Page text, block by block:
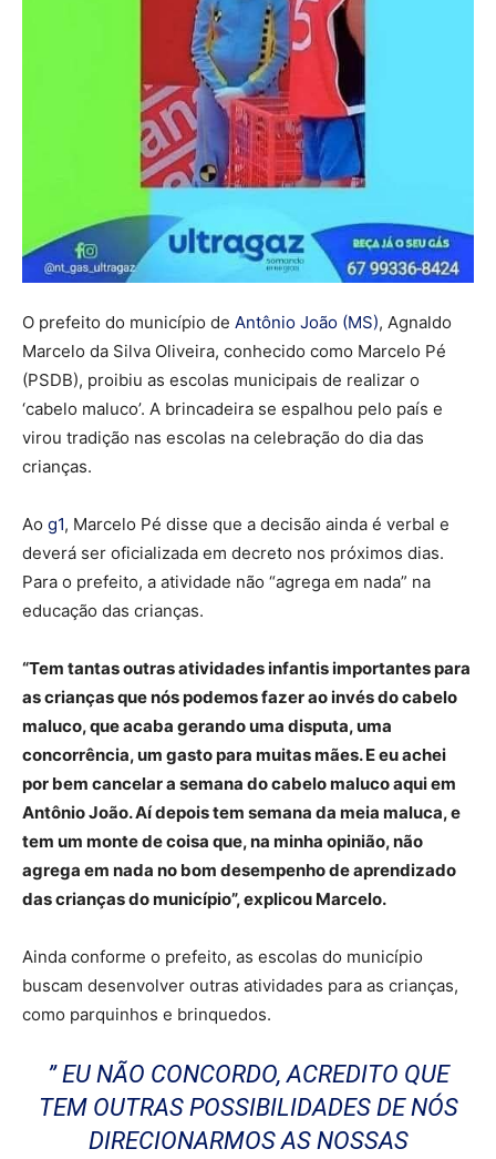
O prefeito do município de Antônio João (MS), Agnaldo
Marcelo da Silva Oliveira, conhecido como Marcelo Pé
(PSDB), proibiu as escolas municipais de realizar o
‘cabelo maluco’. A brincadeira se espalhou pelo país e
virou tradição nas escolas na celebração do dia das
crianças.
Ao g1, Marcelo Pé disse que a decisão ainda é verbal e
deverá ser oficializada em decreto nos próximos dias.
Para o prefeito, a atividade não “agrega em nada” na
educação das crianças.
“Tem tantas outras atividades infantis importantes para
as crianças que nós podemos fazer ao invés do cabelo
maluco, que acaba gerando uma disputa, uma
concorrência, um gasto para muitas mães. E eu achei
por bem cancelar a semana do cabelo maluco aqui em
Antônio João. Aí depois tem semana da meia maluca, e
tem um monte de coisa que, na minha opinião, não
agrega em nada no bom desempenho de aprendizado
das crianças do município”, explicou Marcelo.
Ainda conforme o prefeito, as escolas do município
buscam desenvolver outras atividades para as crianças,
como parquinhos e brinquedos.
” EU NÃO CONCORDO, ACREDITO QUE
TEM OUTRAS POSSIBILIDADES DE NÓS
DIRECIONARMOS AS NOSSAS